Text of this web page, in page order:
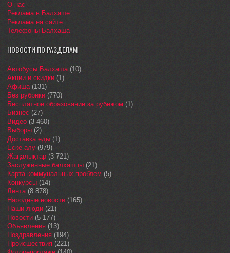
О нас
Реклама в Балхаше
Реклама на сайте
Телефоны Балхаша
НОВОСТИ ПО РАЗДЕЛАМ
Автобусы Балхаша(10)
Акции и скидки (1)
Афиша(131)
Без рубрики (770)
Бесплатное образование за рубежом (1)
Бизнес (27)
Видео (3 460)
Выборы (2)
Доставка еды (1)
Еске алу (979)
Жаңалықтар (3 721)
Заслуженные балхашцы (21)
Карта коммунальных проблем (5)
Конкурсы (14)
Лента(8 878)
Народные новости (165)
Наши люди (21)
Новости (5 177)
Объявления (13)
Поздравления (194)
Происшествия (221)